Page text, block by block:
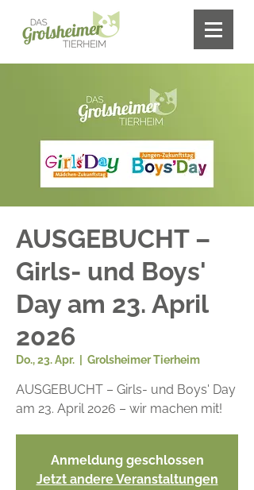
AUSGEBUCHT –
Girls- und Boys'
Day am 23. April
2026
Do., 23. Apr. Grolsheimer Tierheim
AUSGEBUCHT – Girls- und Boys' Day
am 23. April 2026 – wir machen mit!
Anmeldung geschlossen
Jetzt andere Veranstaltungen